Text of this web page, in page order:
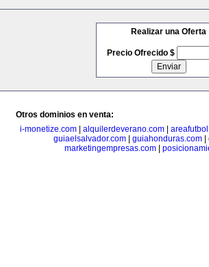
Realizar una Oferta
Precio Ofrecido $
Otros dominios en venta:
i-monetize.com
alquilerdeverano.com
guiaelsalvador.com| guiahonduras.com|
marketingempresas.com